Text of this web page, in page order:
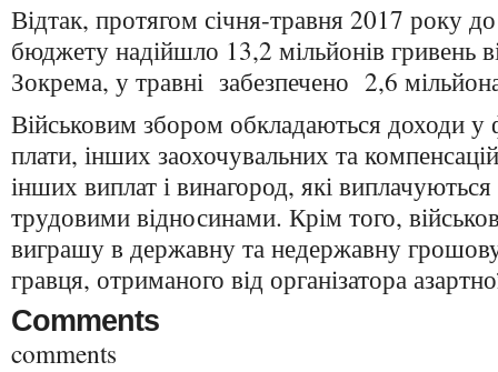
Відтак, протягом січня-травня 2017 року
бюджету надійшло 13,2 мільйонів гривень
Зокрема, у травні забезпечено 2,6
Військовим збором обкладаються доходи у
плати, інших заохочувальних та
інших виплат і винагород, які
трудовими відносинами. Крім того,
виграшу в державну та недержавну
гравця, отриманого від організатора
Comments
comments